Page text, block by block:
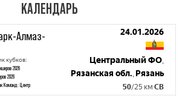
КАЛЕНДАРЬ
Алмаз-
кубков:
2026
2026
Команд: Центр
24.01.2026
Центральный ФО,
Рязанская обл., Рязань
50/25 км СВ